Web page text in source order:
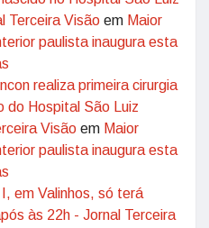
Terceira Visão em Maior
paulista inaugura esta
realiza primeira cirurgia
do Hospital São Luiz
Visão em Maior
paulista inaugura esta
em Valinhos, só terá
às 22h - Jornal Terceira